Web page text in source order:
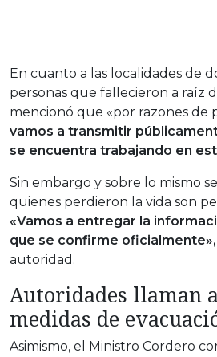
En cuanto a las localidades de
personas que fallecieron a raíz
mencionó que «por razones de
vamos a transmitir
se encuentra trabajando en
Sin embargo y sobre lo mismo
quienes perdieron la vida son
«Vamos a entregar la
que se confirme oficialmente»,
autoridad.
Autoridades llaman
medidas de
Asimismo, el Ministro Cordero